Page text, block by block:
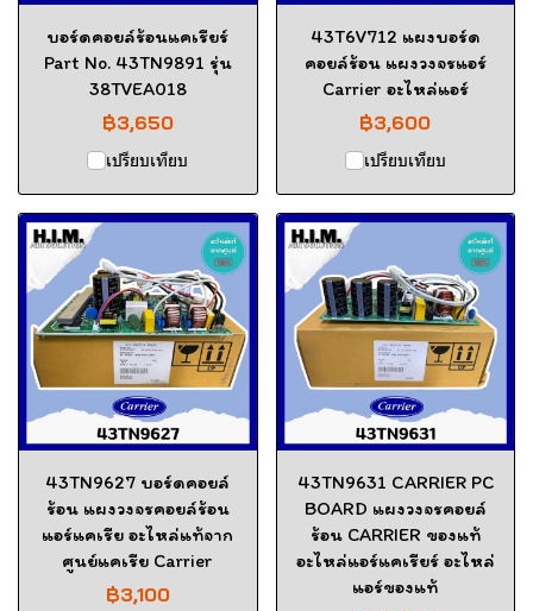
บอร์ดคอยล์ร้อนแคเรียร์
Part No. 43TN9891 รุ่น
38TVEA018
฿3,650
เปรียบเทียบ
43T6V712 แผงบอร์ด
คอยล์ร้อน แผงวงจรแอร์
Carrier อะไหล่แอร์
฿3,600
เปรียบเทียบ
43TN9627 บอร์ดคอยล์
ร้อน แผงวงจรคอยล์ร้อน
แอร์แคเรีย อะไหล่แท้จาก
ศูนย์แคเรีย Carrier
฿3,100
43TN9631 CARRIER PC
BOARD แผงวงจรคอยล์
ร้อน CARRIER ของแท้
อะไหล่แอร์แคเรียร์ อะไหล่
แอร์ของแท้